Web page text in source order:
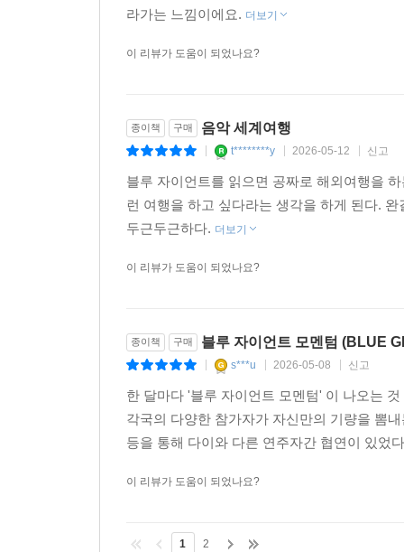
라가는 느낌이에요. 더보기
이 리뷰가 도움이 되었나요?
종이책 구매 음악 세계여행
t********y 2026-05-12 신고
블루 자이언트를 읽으면 공짜로 해외여행을
런 여행을 하고 싶다라는 생각을 하게 된다.
두근두근하다. 더보기
이 리뷰가 도움이 되었나요?
종이책 구매 블루 자이언트 모멘텀 (BLUE
s***u 2026-05-08 신고
한 달마다 '블루 자이언트 모멘텀' 이 나오는
각국의 다양한 참가자가 자신만의 기량을 뽐
등을 통해 다이와 다른 연주자간 협연이 있었
이 리뷰가 도움이 되었나요?
1 2